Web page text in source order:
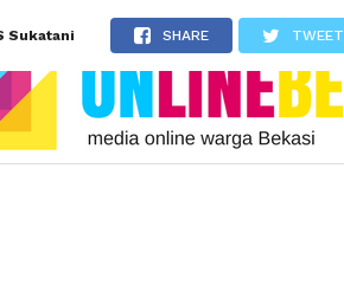
Sukatani SHARE TWEET